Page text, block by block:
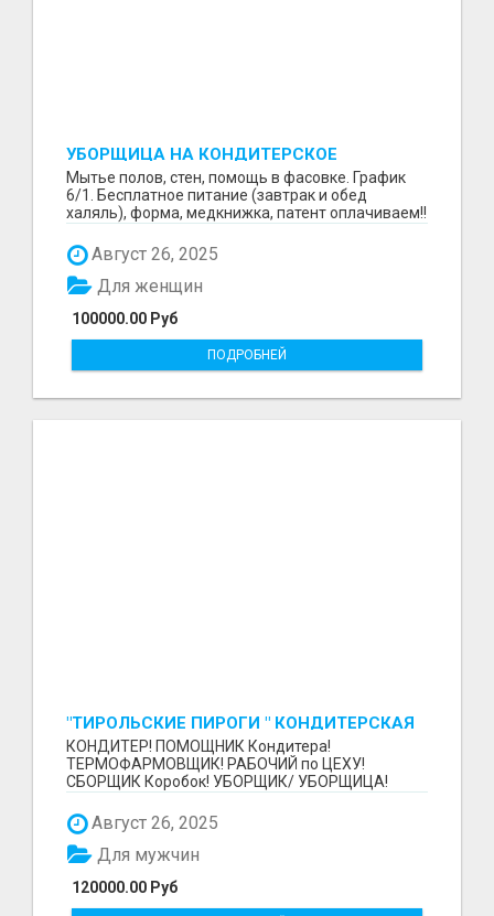
УБОРЩИЦА НА КОНДИТЕРСКОЕ
ПРОИЗВОДСТВО (МАРЬИНО/КУРЬЯНОВО)
Мытье полов, стен, помощь в фасовке. График
6/1. Бесплатное питание (завтрак и обед
халяль), форма, медкнижка, патент оплачиваем!!
Август 26, 2025
100000.00 Руб
Для женщин
ПОДРОБНЕЙ
"ТИРОЛЬСКИЕ ПИРОГИ " КОНДИТЕРСКАЯ
ФАБРИКА "КРУГ "
КОНДИТЕР! ПОМОЩНИК Кондитера!
ТЕРМОФАРМОВЩИК! РАБОЧИЙ по ЦЕХУ!
СБОРЩИК Коробок! УБОРЩИК/ УБОРЩИЦА!
Август 26, 2025
120000.00 Руб
Для мужчин